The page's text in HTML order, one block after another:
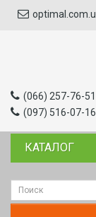
(066) 257-76-51
(097) 516-07-16
КАТАЛОГ